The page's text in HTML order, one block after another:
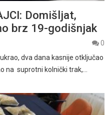
Domišljat,
brz 19-godišnjak
0
dva dana kasnije otključao
na suprotni kolnički trak,…